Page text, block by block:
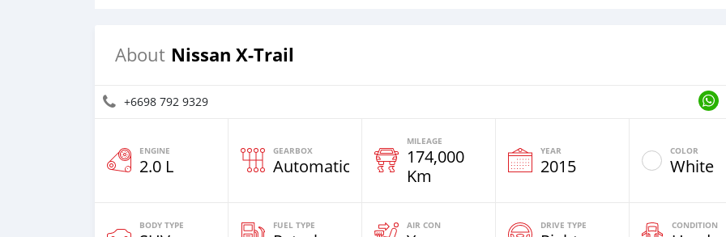
About Nissan X-Trail
+6698 792 9329
ENGINE
2.0 L
GEARBOX
Automatic
MILEAGE
174,000
Km
YEAR
2015
COLOR
White
BODY TYPE FUEL TYPE AIR CON DRIVE TYPE CONDITION